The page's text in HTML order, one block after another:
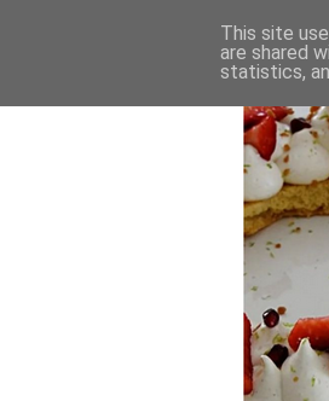
This site
are shared
statistics,